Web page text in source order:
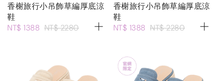
香榭旅行小吊飾草編厚底涼
鞋
NT$ 1388 NT$ 2280
香榭旅行小吊飾草編厚底涼
鞋
NT$ 1388 NT$ 2280